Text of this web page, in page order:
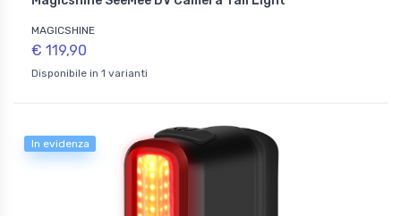
MAGICSHINE
€ 119,90
Disponibile in 1 varianti
In evidenza